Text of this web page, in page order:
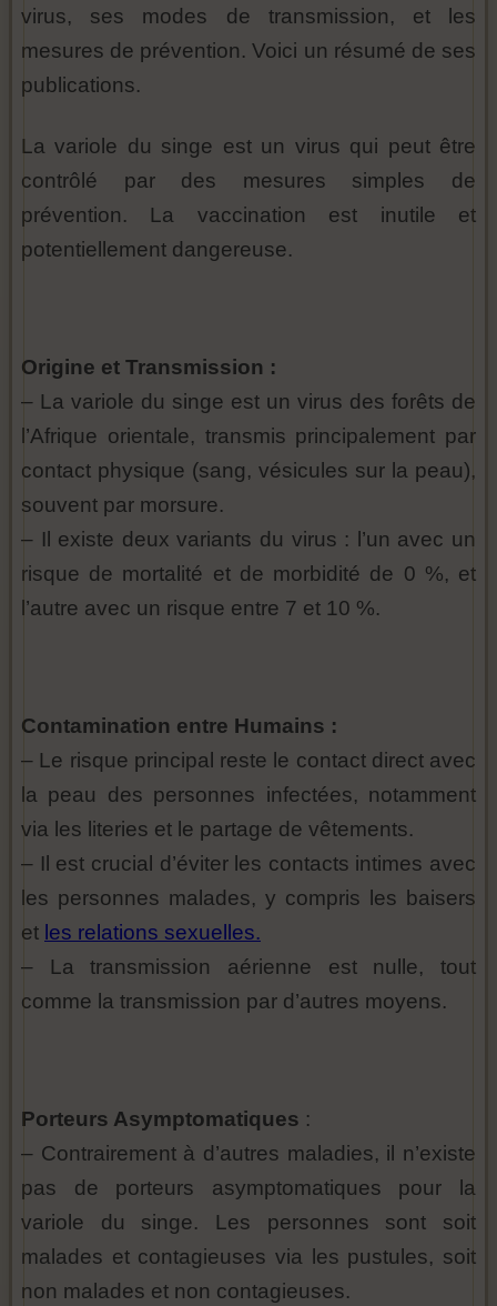
virus, ses modes de transmission, et les
mesures de prévention. Voici un résumé de ses
publications.
La variole du singe est un virus qui peut être
contrôlé par des mesures simples de
prévention. La vaccination est inutile et
potentiellement dangereuse.
Origine et Transmission :
– La variole du singe est un virus des forêts de
l’Afrique orientale, transmis principalement par
contact physique (sang, vésicules sur la peau),
souvent par morsure.
– Il existe deux variants du virus : l’un avec un
risque de mortalité et de morbidité de 0 %, et
l’autre avec un risque entre 7 et 10 %.
Contamination entre Humains :
– Le risque principal reste le contact direct avec
la peau des personnes infectées, notamment
via les literies et le partage de vêtements.
– Il est crucial d’éviter les contacts intimes avec
les personnes malades, y compris les baisers
et les relations sexuelles.
– La transmission aérienne est nulle, tout
comme la transmission par d’autres moyens.
Porteurs Asymptomatiques :
– Contrairement à d’autres maladies, il n’existe
pas de porteurs asymptomatiques pour la
variole du singe. Les personnes sont soit
malades et contagieuses via les pustules, soit
non malades et non contagieuses.